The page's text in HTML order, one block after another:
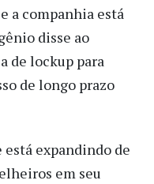
a companhia está
disse ao
de lockup para
de longo prazo
expandindo de
em seu